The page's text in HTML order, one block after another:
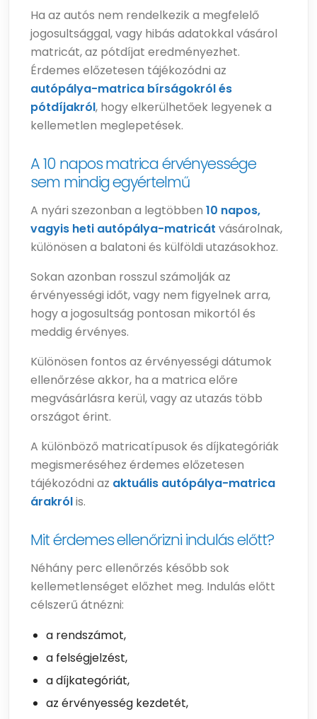
Ha az autós nem rendelkezik a megfelelő
jogosultsággal, vagy hibás adatokkal vásárol
matricát, az pótdíjat eredményezhet.
Érdemes előzetesen tájékozódni az
autópálya-matrica bírságokról és
pótdíjakról, hogy elkerülhetőek legyenek a
kellemetlen meglepetések.
A 10 napos matrica érvényessége
sem mindig egyértelmű
A nyári szezonban a legtöbben 10 napos,
vagyis heti autópálya-matricát vásárolnak,
különösen a balatoni és külföldi utazásokhoz.
Sokan azonban rosszul számolják az
érvényességi időt, vagy nem figyelnek arra,
hogy a jogosultság pontosan mikortól és
meddig érvényes.
Különösen fontos az érvényességi dátumok
ellenőrzése akkor, ha a matrica előre
megvásárlásra kerül, vagy az utazás több
országot érint.
A különböző matricatípusok és díjkategóriák
megismeréséhez érdemes előzetesen
tájékozódni az aktuális autópálya-matrica
árakrólis.
Mit érdemes ellenőrizni indulás előtt?
Néhány perc ellenőrzés később sok
kellemetlenséget előzhet meg. Indulás előtt
célszerű átnézni:
a rendszámot,
a felségjelzést,
a díjkategóriát,
az érvényesség kezdetét,